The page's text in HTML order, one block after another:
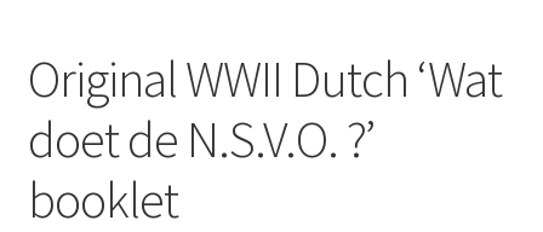
Original WWII Dutch ‘Wat
doet de N.S.V.O. ?’
booklet